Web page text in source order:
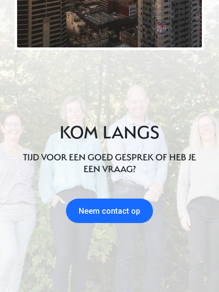
KOM LANGS
TIJD VOOR EEN GOED GESPREK OF HEB JE
EEN VRAAG?
Neem contact op